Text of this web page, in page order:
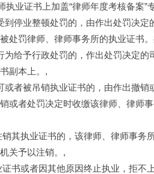
业证书上加盖“律师年度考核备案”
停业整顿处罚的，由作出处罚决
处罚律师、律师事务所的执业证书
给予行政处罚的，作出处罚决定
副本上。,
者被吊销执业证书的，由作出撤
或者处罚决定时收缴该律师、律师
其执业证书的，该律师、律师事务
关予以注销。,
书或者因其他原因终止执业，拒不